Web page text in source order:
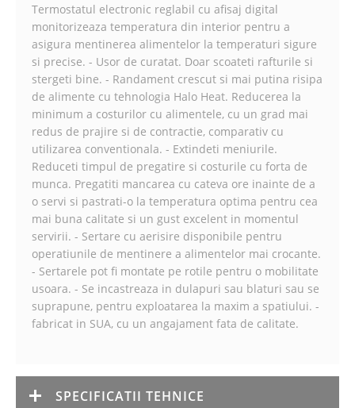
Termostatul electronic reglabil cu afisaj digital
monitorizeaza temperatura din interior pentru a
asigura mentinerea alimentelor la temperaturi sigure
si precise. - Usor de curatat. Doar scoateti rafturile si
stergeti bine. - Randament crescut si mai putina risipa
de alimente cu tehnologia Halo Heat. Reducerea la
minimum a costurilor cu alimentele, cu un grad mai
redus de prajire si de contractie, comparativ cu
utilizarea conventionala. - Extindeti meniurile.
Reduceti timpul de pregatire si costurile cu forta de
munca. Pregatiti mancarea cu cateva ore inainte de a
o servi si pastrati-o la temperatura optima pentru cea
mai buna calitate si un gust excelent in momentul
servirii. - Sertare cu aerisire disponibile pentru
operatiunile de mentinere a alimentelor mai crocante.
- Sertarele pot fi montate pe rotile pentru o mobilitate
usoara. - Se incastreaza in dulapuri sau blaturi sau se
suprapune, pentru exploatarea la maxim a spatiului. -
fabricat in SUA, cu un angajament fata de calitate.
SPECIFICATII TEHNICE